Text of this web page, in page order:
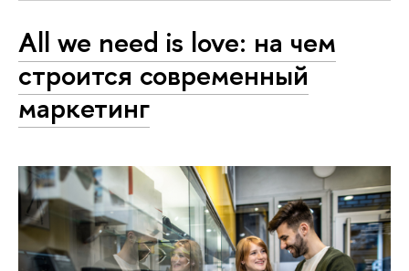
All we need is love: на чем
строится современный
маркетинг